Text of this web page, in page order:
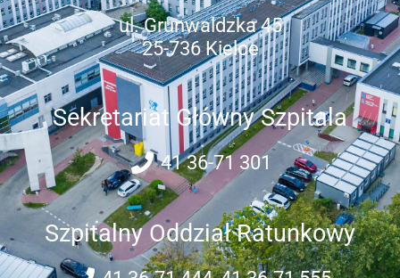
ul. Grunwaldzka 45
25-736 Kielce
Sekretariat Główny Szpitala
41 36-71 301
Szpitalny Oddział Ratunkowy